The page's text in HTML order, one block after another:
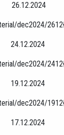
26.12.2024
dec2024/
24.12.2024
dec2024/
19.12.2024
dec2024/
17.12.2024